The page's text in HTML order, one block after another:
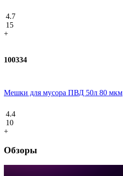
4.7
15
+
100334
Мешки для мусора ПВД 50л 80 мкм
4.4
10
+
Обзоры